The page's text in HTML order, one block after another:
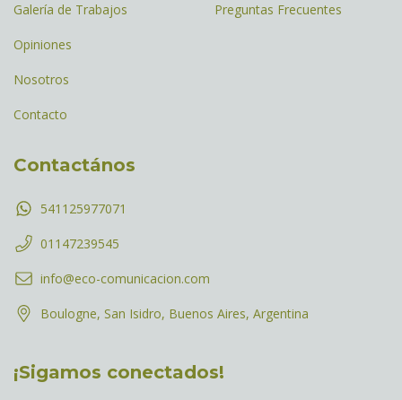
Galería de Trabajos
Opiniones
Nosotros
Contacto
Preguntas Frecuentes
Contactános
541125977071
01147239545
info@eco-comunicacion.com
Boulogne, San Isidro, Buenos Aires, Argentina
¡Sigamos conectados!